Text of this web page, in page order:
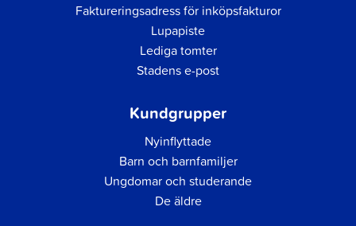
Faktureringsadress för inköpsfakturor
Lupapiste
Lediga tomter
Stadens e-post
Kundgrupper
Nyinflyttade
Barn och barnfamiljer
Ungdomar och studerande
De äldre